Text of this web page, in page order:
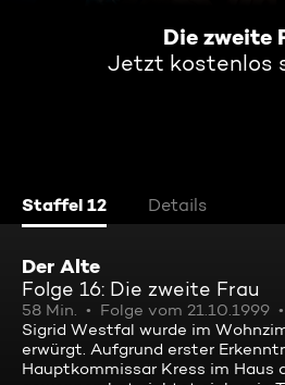
Die zweite
Jetzt kostenlos
Staffel 12 Details
Der Alte
Folge 16: Die zweite Frau
58 Min. Folge vom 21.10.1999
Sigrid Westfal wurde im
erwürgt. Aufgrund erster
Hauptkommissar Kress im Haus